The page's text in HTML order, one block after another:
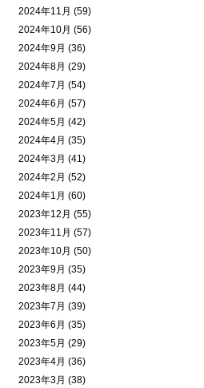
2024年11月 (59)
2024年10月 (56)
2024年9月 (36)
2024年8月 (29)
2024年7月 (54)
2024年6月 (57)
2024年5月 (42)
2024年4月 (35)
2024年3月 (41)
2024年2月 (52)
2024年1月 (60)
2023年12月 (55)
2023年11月 (57)
2023年10月 (50)
2023年9月 (35)
2023年8月 (44)
2023年7月 (39)
2023年6月 (35)
2023年5月 (29)
2023年4月 (36)
2023年3月 (38)